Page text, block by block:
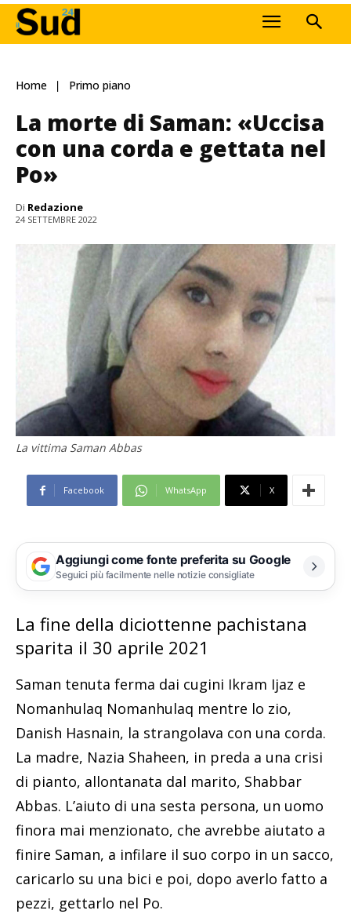
Home Primo piano
La morte di Saman: «Uccisa
con una corda e gettata nel
Po»
Di Redazione
24 SETTEMBRE 2022
La vittima Saman Abbas
Facebook WhatsApp X
Aggiungi come fonte preferita su Google
Seguici più facilmente nelle notizie consigliate
La fine della diciottenne pachistana
sparita il 30 aprile 2021
Saman tenuta ferma dai cugini Ikram Ijaz e
Nomanhulaq Nomanhulaq mentre lo zio,
Danish Hasnain, la strangolava con una corda.
La madre, Nazia Shaheen, in preda a una crisi
di pianto, allontanata dal marito, Shabbar
Abbas. L’aiuto di una sesta persona, un uomo
finora mai menzionato, che avrebbe aiutato a
finire Saman, a infilare il suo corpo in un sacco,
caricarlo su una bici e poi, dopo averlo fatto a
pezzi, gettarlo nel Po.